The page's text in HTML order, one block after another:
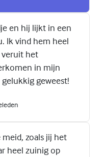
en hij lijkt in een
Ik vind hem heel
veruit het
in mijn
geweest!
meid, zoals jij het
heel zuinig op